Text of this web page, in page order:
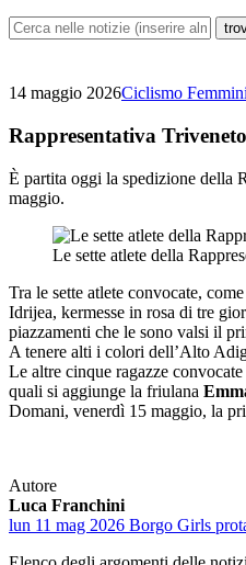
14 maggio 2026Ciclismo
Rappresentativa
È partita oggi la spedizione della
maggio.
Le sette atlete della
Tra le sette atlete convocate,
Idrijea, kermesse in rosa di tre
piazzamenti che le sono valsi il
A tenere alti i colori dell’Alto
Le altre cinque ragazze
quali si aggiunge la friulana
Domani, venerdì 15 maggio, la
Autore
Luca Franchini
lun 11 mag 2026 Borgo Girls